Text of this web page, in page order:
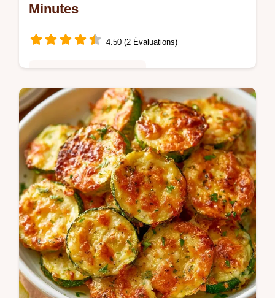
Minutes
4.50 (2 Évaluations)
Les Courgettes au air fryer restent fermes et
dorées. Retrouvez le topo sur la recette
pour réussir la cuisson. Prêt en seulement
25 minutes.